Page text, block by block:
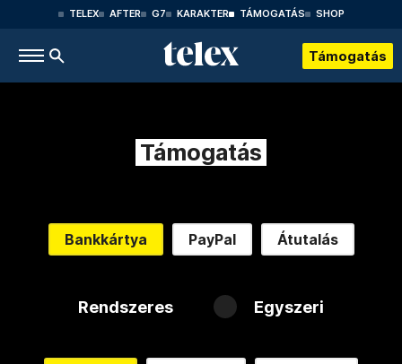
TELEX AFTER G7 KARAKTER TÁMOGATÁS SHOP
Támogatás
Támogatás
Bankkártya PayPal Átutalás
Rendszeres Egyszeri